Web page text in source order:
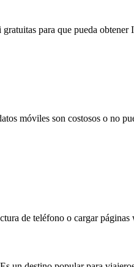
para que pueda
móviles son costosos o no
de teléfono o cargar